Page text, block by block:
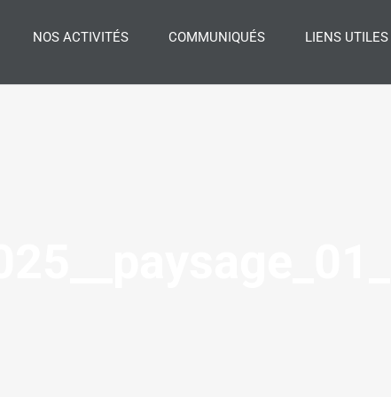
NOS ACTIVITÉS COMMUNIQUÉS LIENS UTILES